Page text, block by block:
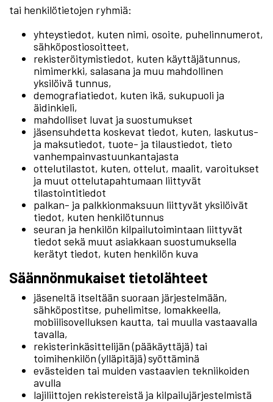
tai henkilötietojen ryhmiä:
yhteystiedot, kuten nimi, osoite, puhelinnumerot,
sähköpostiosoitteet,
rekisteröitymistiedot, kuten käyttäjätunnus,
nimimerkki, salasana ja muu mahdollinen
yksilöivä tunnus,
demografiatiedot, kuten ikä, sukupuoli ja
äidinkieli,
mahdolliset luvat ja suostumukset
jäsensuhdetta koskevat tiedot, kuten, laskutus-
ja maksutiedot, tuote- ja tilaustiedot, tieto
vanhempainvastuunkantajasta
ottelutilastot, kuten, ottelut, maalit, varoitukset
ja muut ottelutapahtumaan liittyvät
tilastointitiedot
palkan- ja palkkionmaksuun liittyvät yksilöivät
tiedot, kuten henkilötunnus
seuran ja henkilön kilpailutoimintaan liittyvät
tiedot sekä muut asiakkaan suostumuksella
kerätyt tiedot, kuten henkilön kuva
Säännönmukaiset tietolähteet
jäseneltä itseltään suoraan järjestelmään,
sähköpostitse, puhelimitse, lomakkeella,
mobiilisovelluksen kautta, tai muulla vastaavalla
tavalla,
rekisterinkäsittelijän (pääkäyttäjä) tai
toimihenkilön (ylläpitäjä) syöttäminä
evästeiden tai muiden vastaavien tekniikoiden
avulla
lajiliittojen rekistereistä ja kilpailujärjestelmistä